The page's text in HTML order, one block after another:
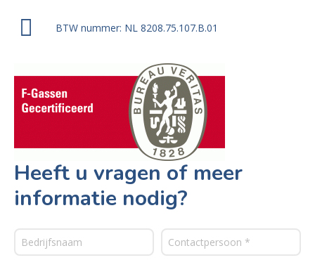
BTW nummer: NL 8208.75.107.B.01
Heeft u vragen of meer
informatie nodig?